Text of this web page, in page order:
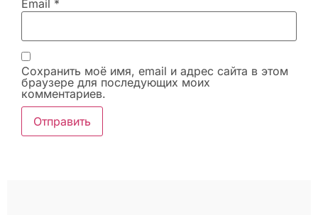
Email *
Сохранить моё имя, email и адрес сайта в этом
браузере для последующих моих
комментариев.